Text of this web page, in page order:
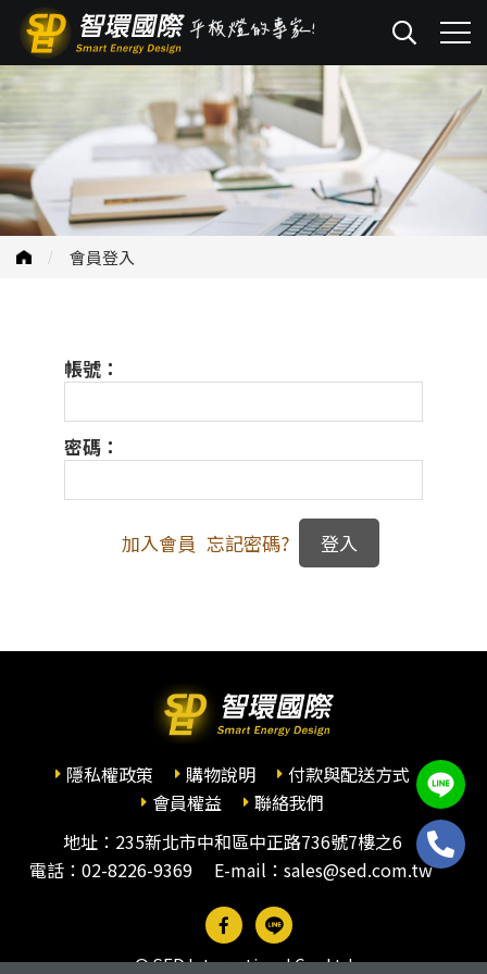
會員登入
帳號：
密碼：
加入會員 忘記密碼?
隱私權政策 購物說明
付款與配送方式
會員權益
聯絡我們
地址：235新北市中和區中正路736號7樓之6
電話： 02-8226-9369 E-mail：sales@sed.com.tw
© SED International Co., Ltd